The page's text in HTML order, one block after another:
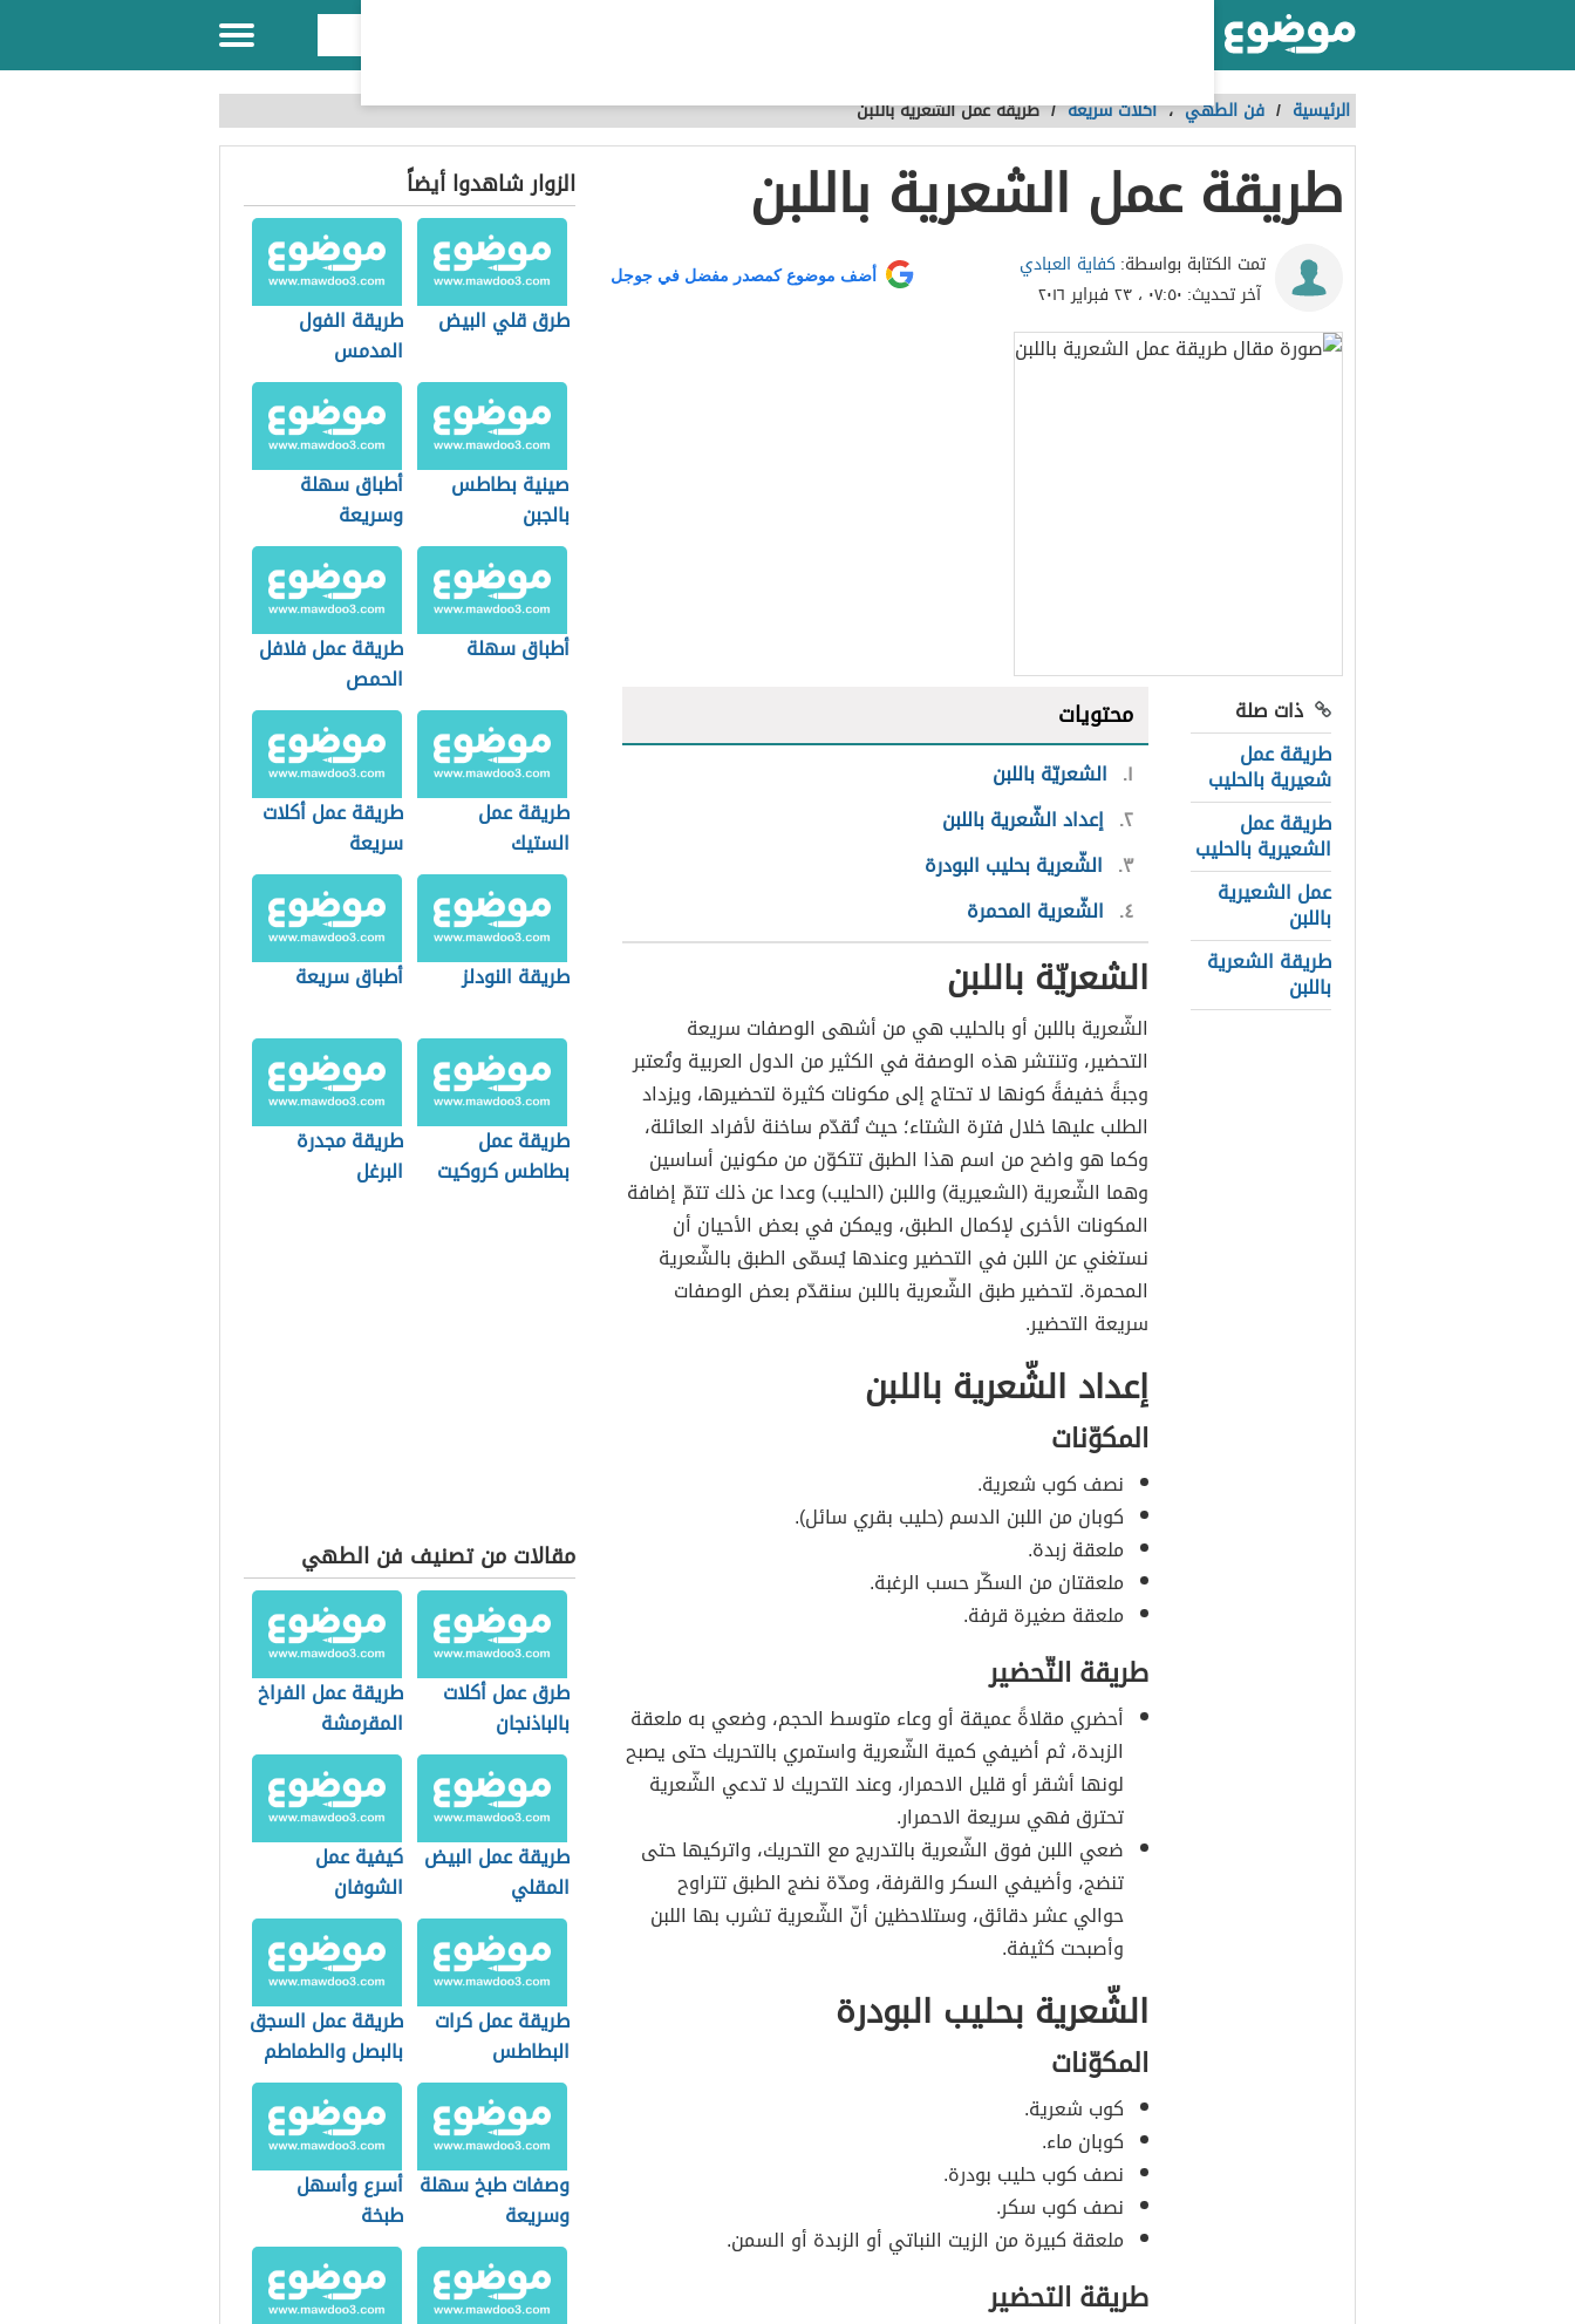
الرئيسية / فن الطهي،أكلات سريعة /طريقة عمل الشعرية باللبن
طريقة عمل الشعرية باللبن
تمت الكتابة بواسطة: كفاية العبادي
آخر تحديث: ٠٧:٥٠ ، ٢٣ فبراير ٢٠١٦
أضف موضوع كمصدر مفضل في جوجل
ذات صلة
طريقة عمل
شعيرية بالحليب
طريقة عمل
الشعيرية بالحليب
عمل الشعيرية
باللبن
طريقة الشعرية
باللبن
محتويات
١ الشعريّة باللبن
٢ إعداد الشّعرية باللبن
٣ الشّعرية بحليب البودرة
٤ الشّعرية المحمرة
الشعريّة باللبن
الشّعرية باللبن أو بالحليب هي من أشهى الوصفات سريعة
التحضير، وتنتشر هذه الوصفة في الكثير من الدول العربية وتُعتبر
وجبةً خفيفةً كونها لا تحتاج إلى مكونات كثيرة لتحضيرها، ويزداد
الطلب عليها خلال فترة الشتاء؛ حيث تُقدّم ساخنة لأفراد العائلة،
وكما هو واضح من اسم هذا الطبق تتكوّن من مكونين أساسين
وهما الشّعرية (الشعيرية) واللبن (الحليب) وعدا عن ذلك تتمّ إضافة
المكونات الأخرى لإكمال الطبق، ويمكن في بعض الأحيان أن
نستغني عن اللبن في التحضير وعندها يُسمّى الطبق بالشّعرية
المحمرة. لتحضير طبق الشّعرية باللبن سنقدّم بعض الوصفات
سريعة التحضير.
إعداد الشّعرية باللبن
المكوّنات
نصف كوب شعرية.
كوبان من اللبن الدسم (حليب بقري سائل).
ملعقة زبدة.
ملعقتان من السكّر حسب الرغبة.
ملعقة صغيرة قرفة.
طريقة التّحضير
أحضري مقلاةً عميقة أو وعاء متوسط الحجم، وضعي به ملعقة
الزبدة، ثم أضيفي كمية الشّعرية واستمري بالتحريك حتى يصبح
لونها أشقر أو قليل الاحمرار، وعند التحريك لا تدعي الشّعرية
تحترق فهي سريعة الاحمرار.
ضعي اللبن فوق الشّعرية بالتدريج مع التحريك، واتركيها حتى
تنضج، وأضيفي السكر والقرفة، ومدّة نضج الطبق تتراوح
حوالي عشر دقائق، وستلاحظين أنّ الشّعرية تشرب بها اللبن
وأصبحت كثيفة.
الشّعرية بحليب البودرة
المكوّنات
كوب شعرية.
كوبان ماء.
نصف كوب حليب بودرة.
نصف كوب سكر.
ملعقة كبيرة من الزيت النباتي أو الزبدة أو السمن.
طريقة التحضير
الزوار شاهدوا أيضاً
طرق قلي البيض
طريقة الفول
المدمس
صينية بطاطس
بالجبن
أطباق سهلة
وسريعة
أطباق سهلة
طريقة عمل فلافل
الحمص
طريقة عمل
الستيك
طريقة عمل أكلات
سريعة
طريقة النودلز أطباق سريعة
طريقة عمل
بطاطس كروكيت
طريقة مجدرة
البرغل
مقالات من تصنيف فن الطهي
طرق عمل أكلات
بالباذنجان
طريقة عمل الفراخ
المقرمشة
طريقة عمل البيض
المقلي
كيفية عمل
الشوفان
طريقة عمل كرات
البطاطس
طريقة عمل السجق
بالبصل والطماطم
وصفات طبخ سهلة
وسريعة
أسرع وأسهل
طبخة